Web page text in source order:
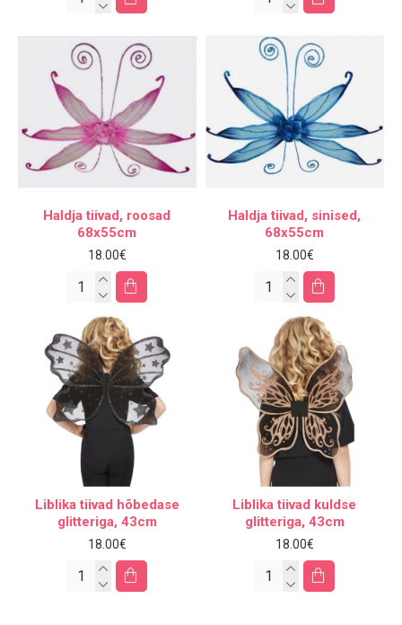
Haldja tiivad, roosad
68x55cm
18.00€
Haldja tiivad, sinised,
68x55cm
18.00€
Liblika tiivad hõbedase
glitteriga, 43cm
18.00€
Liblika tiivad kuldse
glitteriga, 43cm
18.00€